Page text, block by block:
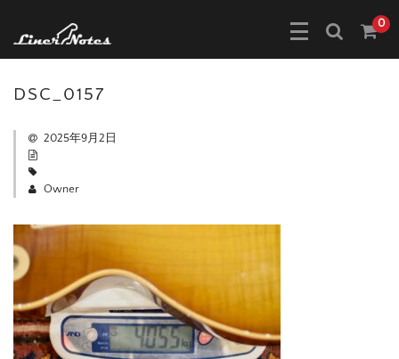
0
DSC_0157
2025年9月2日
Owner